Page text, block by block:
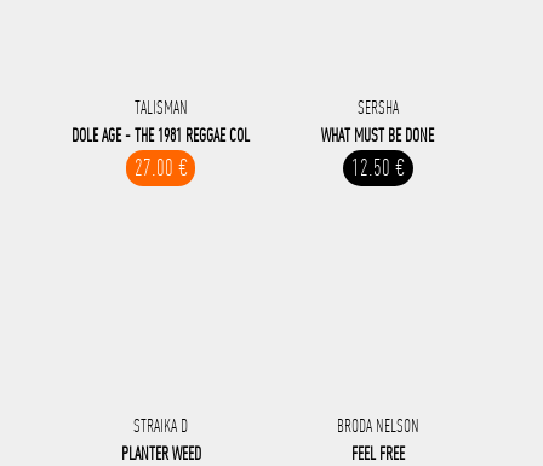
TALISMAN
DOLE AGE - THE 1981 REGGAE COL
27.00 €
SERSHA
WHAT MUST BE DONE
12.50 €
STRAIKA D
PLANTER WEED
BRODA NELSON
FEEL FREE